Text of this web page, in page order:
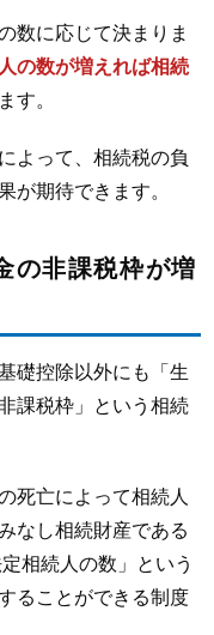
数に応じて決まりま
の数が増えれば相続
す。
よって、相続税の負
が期待できます。
の非課税枠が増
礎控除以外にも「生
課税枠」という相続
死亡によって相続人
なし相続財産である
相続人の数」という
ることができる制度